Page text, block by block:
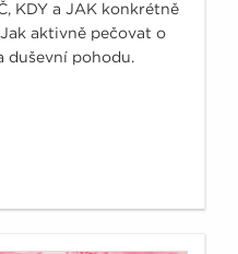
KDY a JAK konkrétně
aktivně pečovat o
duševní pohodu.